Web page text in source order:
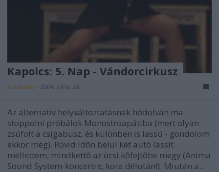
Kapolcs: 5. Nap - Vándorcirkusz
szinhazhu • 2004. július 28.
Az alternatív helyváltoztatásnak hódolván ma
stoppolni próbálok Monostroapátiba (mert olyan
zsúfolt a csigabusz, és különben is lassú - gondolom
ekkor még). Rövid idõn belül két autó lassít
mellettem; mindkettõ az öcsi kõfejtõbe megy (Anima
Sound System-koncertre, kora délután!). Miután a…